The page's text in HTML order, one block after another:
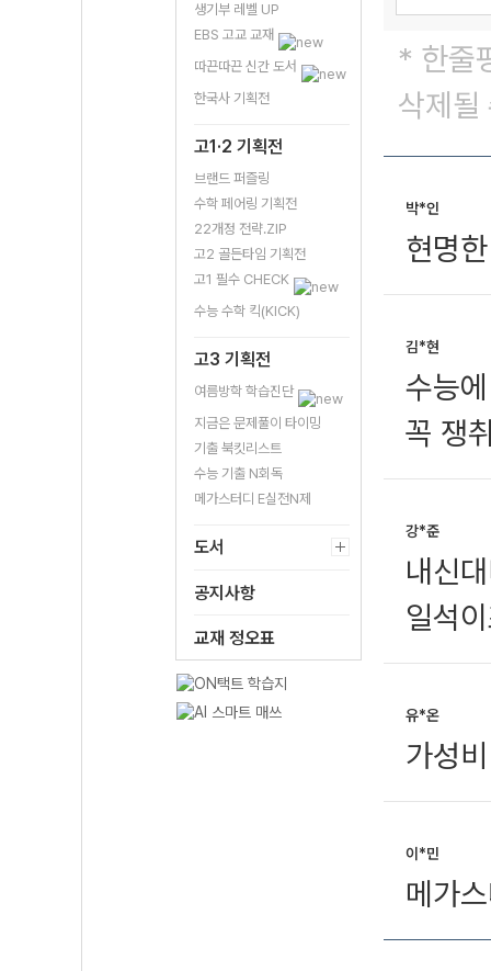
생기부 레벨 UP
EBS 고교 교재
따끈따끈 신간 도서
한국사 기획전
고1·2 기획전
브랜드 퍼즐링
수학 페어링 기획전
22개정 전략.ZIP
고2 골든타임 기획전
고1 필수 CHECK
수능 수학 킥(KICK)
고3 기획전
여름방학 학습진단
지금은 문제풀이 타이밍
기출 북킷리스트
수능 기출 N회독
메가스터디 E실전N제
도서
공지사항
교재 정오표
* 한줄
삭제될
박*인
현명
김*현
수능
꼭 쟁
강*준
내신
일석
유*온
가성
이*민
메가